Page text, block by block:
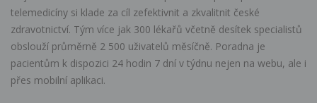
telemedicíny si klade za cíl zefektivnit a zkvalitnit české
zdravotnictví. Tým více jak 300 lékařů včetně desítek specialistů
obslouží průměrně 2 500 uživatelů měsíčně. Poradna je
pacientům k dispozici 24 hodin 7 dní v týdnu nejen na webu, ale i
přes mobilní aplikaci.